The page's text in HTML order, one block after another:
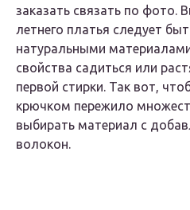
заказать связать по фото.
летнего платья следует
натуральными
свойства садиться или
первой стирки. Так вот,
крючком пережило
выбирать материал с
волокон.